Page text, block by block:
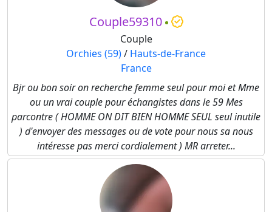
Couple59310
Couple
Orchies (59)/ Hauts-de-France
France
Bjr ou bon soir on recherche femme seul pour moi et Mme
ou un vrai couple pour échangistes dans le 59 Mes
parcontre ( HOMME ON DIT BIEN HOMME SEUL seul inutile
) d'envoyer des messages ou de vote pour nous sa nous
intéresse pas merci cordialement ) MR arreter...